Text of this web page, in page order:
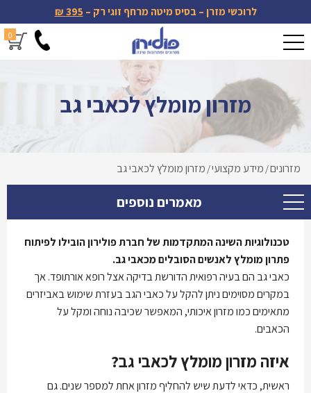
לרוכשי מזרן – בסיס מיטה מרחף זוגי רק – 395 ₪
0
מזרון מומלץ לכאבי גב
מזרונים/ מידע מקצועי/ מזרון מומלץ לכאבי גב
מאמרים נוספים
טכנולוגיות השינה המתקדמות של חברת פולירון הובילו לפיתוח
פתרון מומלץ לאנשים הסובלים מכאבי גב.
כאבי גב הם בעיה רפואית הדורשת בדיקה אצל רופא אורתופד. אך
במקרים מסוימים ניתן להקל על כאבי הגב בעזרת שימוש באביזרים
מתאימים כמו מזרון איכותי, המאפשר שכיבה נוחה ומקל על
הכאבים.
איזה מזרון מומלץ לכאבי גב?
ראשית, כדאי לדעת שיש להחליף מזרון אחת למספר שנים. גם